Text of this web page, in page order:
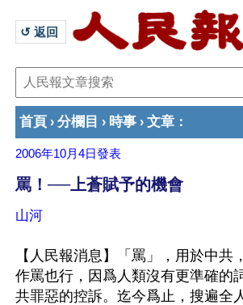
↺ 返回
首頁 › 分欄目 › 時事 › 文章 ：
2006年10月4日發表
罵！──上蒼賦予的機會
山河
【人民報消息】「罵」，用於中共
作罵也行，因爲人類沒有更準確的
共罪惡的控訴。迄今爲止，搜遍全